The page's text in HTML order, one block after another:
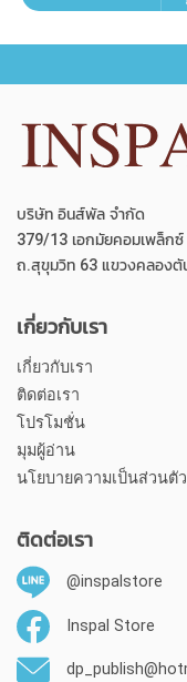
บริษัท อินส์พัล จำกัด
379/13 เอกมัยคอมเพล็กซ์
ถ.สุขุมวิท 63 แขวงคลองตั
เกี่ยวกับเรา
เกี่ยวกับเรา
ติดต่อเรา
โปรโมชั่น
มุมผู้อ่าน
นโยบายความเป็นส่วนตัว
ติดต่อเรา
@inspalstore
Inspal Store